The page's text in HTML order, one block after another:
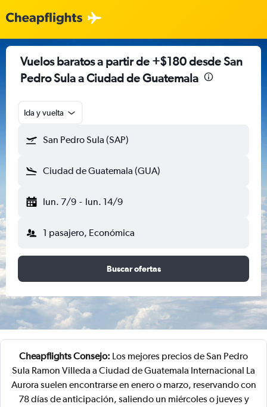
Vuelos baratos a partir de +$180 desde San
Pedro Sula a Ciudad de Guatemala
Ida y vuelta
San Pedro Sula (SAP)
Ciudad de Guatemala (GUA)
lun. 7/9 - lun. 14/9
1 pasajero, Económica
Buscar ofertas
Cheapflights Consejo: Los mejores precios de San Pedro
Sula Ramon Villeda a Ciudad de Guatemala Internacional La
Aurora suelen encontrarse en enero o marzo, reservando con
78 días de anticipación, saliendo un miércoles o jueves y